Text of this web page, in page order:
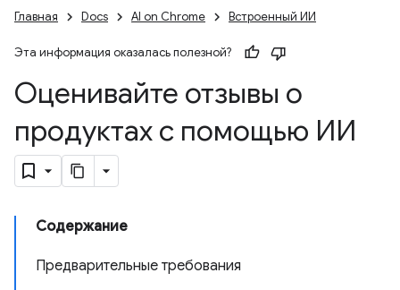
Главная Docs AI on Chrome Встроенный ИИ
Эта информация оказалась полезной?
Оценивайте отзывы о
продуктах с помощью ИИ
Содержание
Предварительные требования